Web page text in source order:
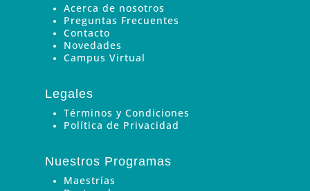
Acerca de nosotros
Preguntas Frecuentes
Contacto
Novedades
Campus Virtual
Legales
Términos y Condiciones
Política de Privacidad
Nuestros Programas
Maestrías